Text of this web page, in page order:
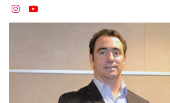
 